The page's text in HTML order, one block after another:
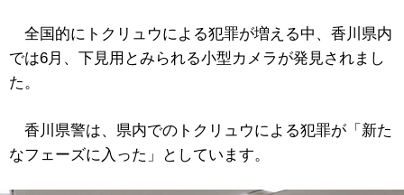
全国的にトクリュウによる犯罪が増える中、香川県内
では6月、下見用とみられる小型カメラが発見されまし
た。
香川県警は、県内でのトクリュウによる犯罪が「新た
なフェーズに入った」としています。